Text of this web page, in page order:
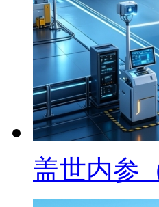
盖世内参